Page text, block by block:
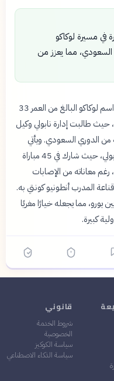
في مسيرة لوكاكو
السعودي، مما يعزز من
أفادت تقارير صحفية في 9 يونيو 2026 بأن اسم لوكاكو البالغ من العمر 33
حيث طالبت إدارة نابولي وكيل
من الدوري السعودي. ويأتي
هذا التطور بعد موسم صعب للوكاكو مع نابولي، حيث شارك في 45 مباراة
حاسمة، رغم معاناته من الإصابات
المدرب أنطونيو كونتي به.
السوقية الحالية للاعب 6 ملايين يورو، مما يجعله خيارًا مغريًا
كبيرة.
قانوني
شروط الخدمة
الخصوصية
سياسة الكوكيز
سياسة الذكاء الاصطناعي